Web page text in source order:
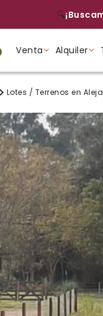
🔍
Venta
propiedad
Alquiler
propiedad
propiedad
Lotes / Terrenos en